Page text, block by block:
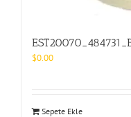
$0.00
Sepete Ekle